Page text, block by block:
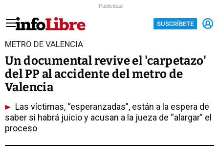
Publicidad
SUSCRÍBETE
METRO DE VALENCIA
Un documental revive el 'carpetazo'
del PP al accidente del metro de
Valencia
Las víctimas, “esperanzadas”, están a la espera de
saber si habrá juicio y acusan a la jueza de “alargar” el
proceso